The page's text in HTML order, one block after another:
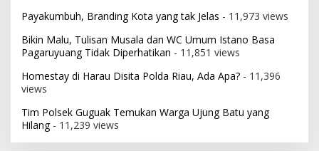
Payakumbuh, Branding Kota yang tak Jelas - 11,973 views
Bikin Malu, Tulisan Musala dan WC Umum Istano Basa
Pagaruyuang Tidak Diperhatikan - 11,851 views
Homestay di Harau Disita Polda Riau, Ada Apa? - 11,396
views
Tim Polsek Guguak Temukan Warga Ujung Batu yang
Hilang- 11,239 views